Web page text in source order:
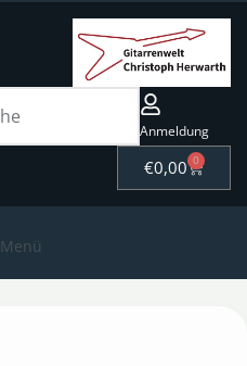
Anmeldung
€0,00 0
Menü